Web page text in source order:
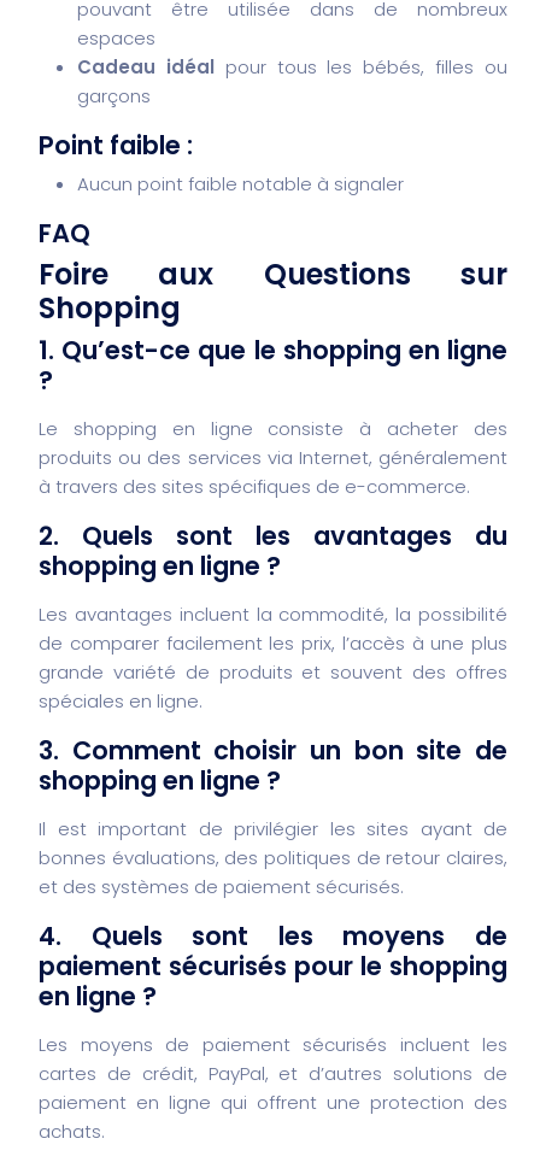
pouvant être utilisée dans de nombreux
espaces
Cadeau idéal pour tous les bébés, filles ou
garçons
Point faible :
Aucun point faible notable à signaler
FAQ
Foire aux Questions sur
Shopping
1. Qu’est-ce que le shopping en ligne
?
Le shopping en ligne consiste à acheter des
produits ou des services via Internet, généralement
à travers des sites spécifiques de e-commerce.
2. Quels sont les avantages du
shopping en ligne ?
Les avantages incluent la commodité, la possibilité
de comparer facilement les prix, l’accès à une plus
grande variété de produits et souvent des offres
spéciales en ligne.
3. Comment choisir un bon site de
shopping en ligne ?
Il est important de privilégier les sites ayant de
bonnes évaluations, des politiques de retour claires,
et des systèmes de paiement sécurisés.
4. Quels sont les moyens de
paiement sécurisés pour le shopping
en ligne ?
Les moyens de paiement sécurisés incluent les
cartes de crédit, PayPal, et d’autres solutions de
paiement en ligne qui offrent une protection des
achats.